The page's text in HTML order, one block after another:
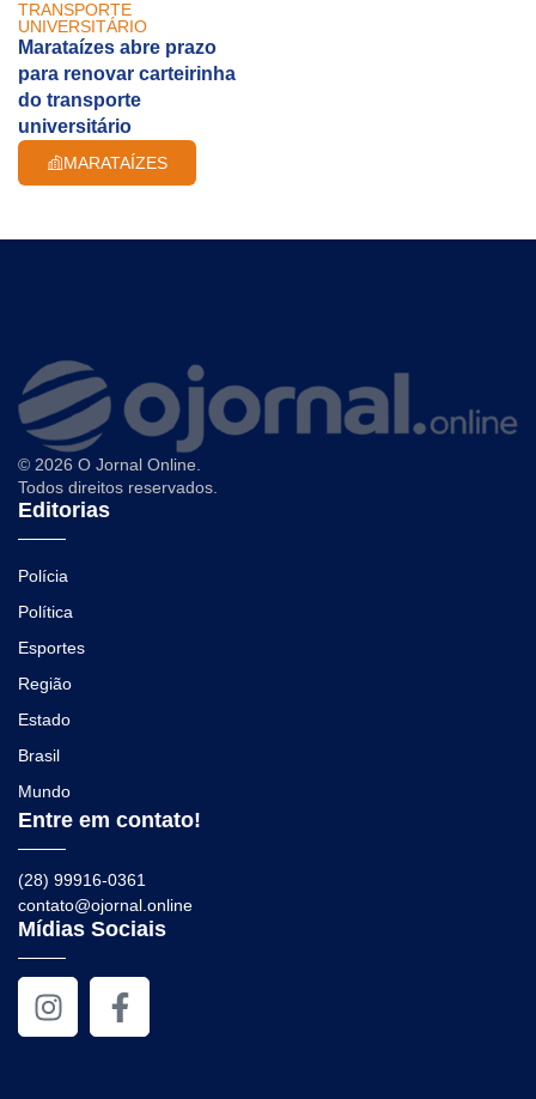
TRANSPORTE
UNIVERSITÁRIO
Marataízes abre prazo
para renovar carteirinha
do transporte
universitário
MARATAÍZES
© 2026 O Jornal Online.
Todos direitos reservados.
Editorias
Polícia
Política
Esportes
Região
Estado
Brasil
Mundo
Entre em contato!
(28) 99916-0361
contato@ojornal.online
Mídias Sociais